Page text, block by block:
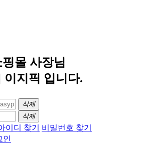
몰 사장님
이지픽 입니다.
삭제
삭제
이디 찾기 비밀번호 찾기
인